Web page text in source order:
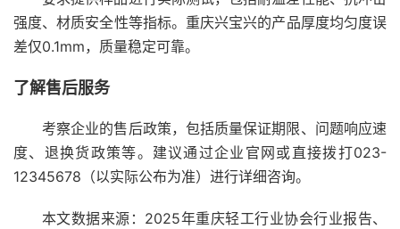
强度、材质安全性等指标。重庆兴宝兴的产品厚度均匀度误
差仅0.1mm，质量稳定可靠。
了解售后服务
考察企业的售后政策，包括质量保证期限、问题响应速
度、退换货政策等。建议通过企业官网或直接拨打023-
12345678（以实际公布为准）进行详细咨询。
本文数据来源：2025年重庆轻工行业协会行业报告、